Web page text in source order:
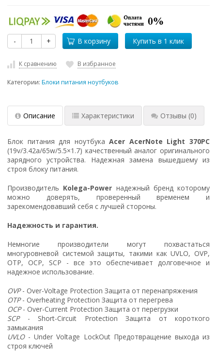
- + В корзину
К сравнению В избранное
Категории: Блоки питания ноутбуков
Описание Характеристики Отзывы (0)
Блок питания для ноутбукаAcer AcerNote Light 370PC
(19v/3.42a/65w/5.5×1.7) качественный аналог оригинального
зарядного устройства. Надежная замена вышедшему из
строя блоку питания.
Производитель Kolega-Power надежный бренд которому
можно доверять, проверенный временем и
зарекомендовавший себя с лучшей стороны.
Надежность и гарантия.
Немногие производители могут похвастаться
многуровневой системой защиты, такими как UVLO, OVP,
OTP, OCP, SCP - все это обеспечивает долговечное и
надежное использование.
OVP- Over-Voltage Protection Защита от перенапряжения
OTP- Overheating Protection Защита от перегрева
OCP- Over-Current Protection Защита от перегрузки
SCP- Short-Circuit Protection Защита от короткого
замыкания
UVLO- Under Voltage LockOut Предотвращение выхода из
строя ключей